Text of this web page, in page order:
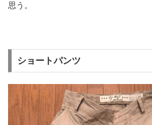
思う。
ショートパンツ